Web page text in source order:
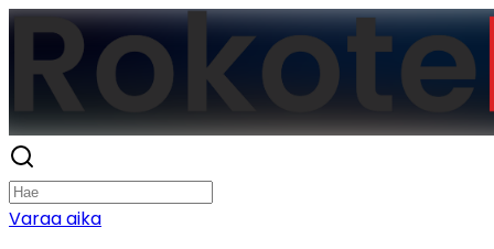
Varaa aika